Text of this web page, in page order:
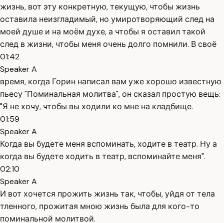
жизнь, вот эту конкретную, текущую, чтобы жизнь
оставила неизгладимый, но умиротворяющий след на
моей душе и на моём духе, а чтобы я оставил такой
след в жизни, чтобы меня очень долго помнили. В своё
01:42
Speaker A
время, когда Горин написал вам уже хорошо известную
пьесу "Поминальная молитва", он сказал простую вещь:
"Я не хочу, чтобы вы ходили ко мне на кладбище.
01:59
Speaker A
Когда вы будете меня вспоминать, ходите в театр. Ну а
когда вы будете ходить в театр, вспоминайте меня".
02:10
Speaker A
И вот хочется прожить жизнь так, чтобы, уйдя от тела
тленного, прожитая мною жизнь была для кого-то
поминальной молитвой.